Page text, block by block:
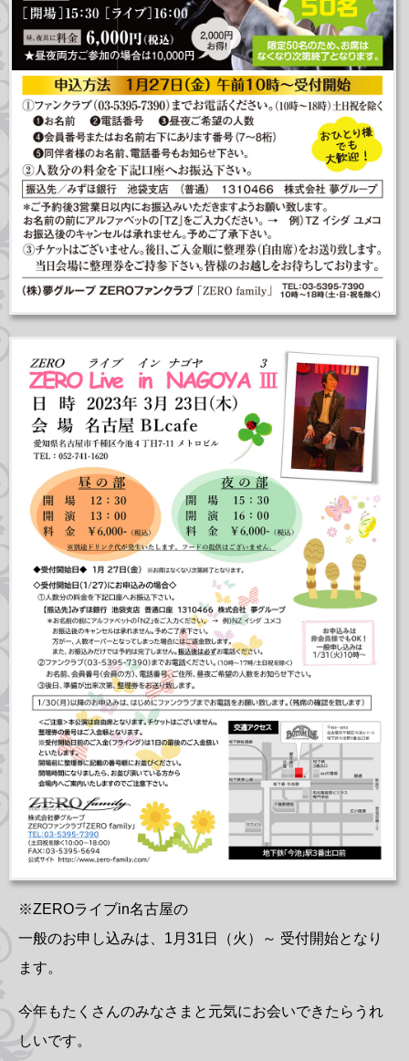
※ZEROライブin名古屋の
一般のお申し込みは、1月31日（火）～ 受付開始となり
ます。
今年もたくさんのみなさまと元気にお会いできたらうれ
しいです。